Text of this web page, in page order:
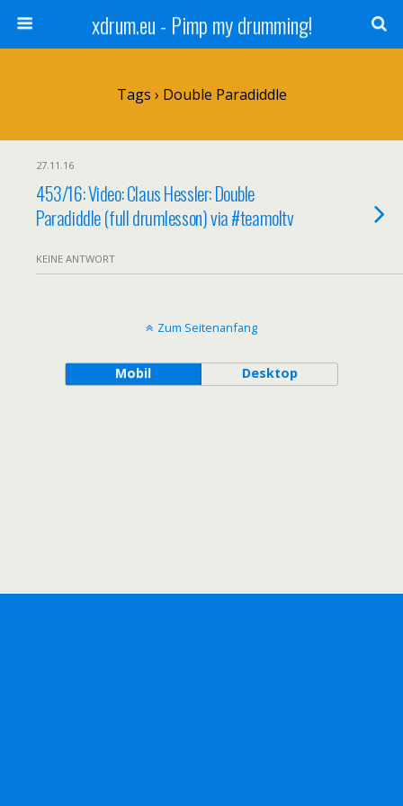
xdrum.eu - Pimp my drumming!
Tags › Double Paradiddle
27.11.16
453/16: Video: Claus Hessler: Double
Paradiddle (full drumlesson) via #teamoltv
KEINE ANTWORT
Zum Seitenanfang
Mobil Desktop